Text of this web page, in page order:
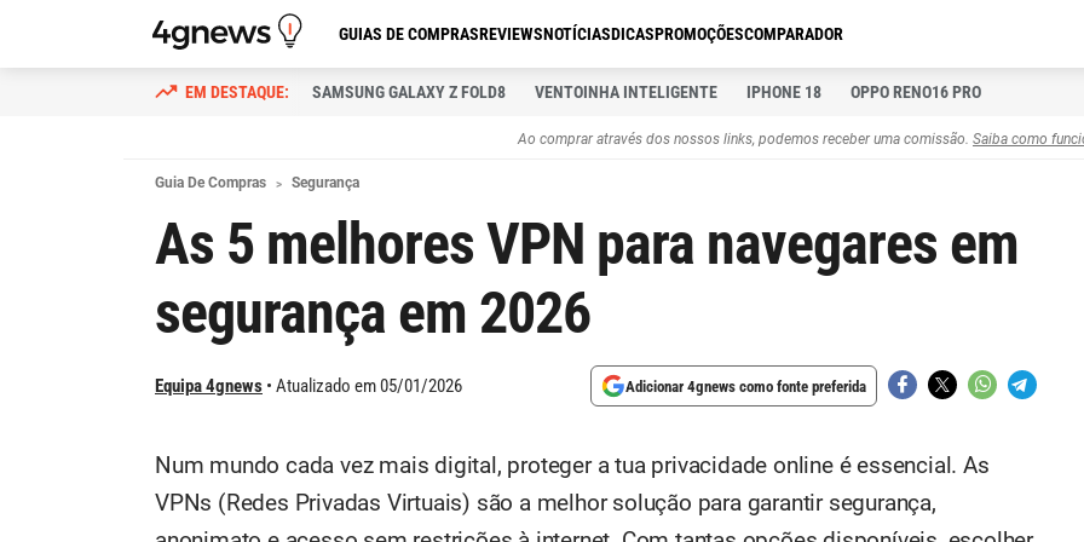
GUIAS DE COMPRASREVIEWSNOTÍCIASDICASPROMOÇÕESCOMPARADOR
SAMSUNG GALAXY Z FOLD8 VENTOINHA INTELIGENTE IPHONE 18 OPPO RENO16 PRO
Ao comprar através dos nossos links, podemos receber uma comissão. Saiba como
Guia De Compras Segurança
As 5 melhores VPN para navegares em
segurança em 2026
Equipa 4gnews Atualizado em 05/01/2026 Adicionar 4gnews como fonte preferida
Num mundo cada vez mais digital, proteger a tua privacidade online é essencial. As
VPNs (Redes Privadas Virtuais) são a melhor solução para garantir segurança,